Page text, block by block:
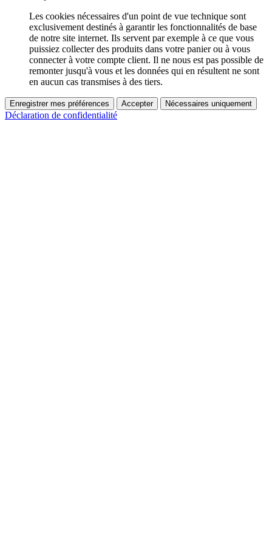
Les cookies nécessaires d'un point de vue technique sont
exclusivement destinés à garantir les fonctionnalités de base
de notre site internet. Ils servent par exemple à ce que vous
puissiez collecter des produits dans votre panier ou à vous
connecter à votre compte client. Il ne nous est pas possible de
remonter jusqu'à vous et les données qui en résultent ne sont
en aucun cas transmises à des tiers.
Enregistrer mes préférences Accepter Nécessaires uniquement
Déclaration de confidentialité